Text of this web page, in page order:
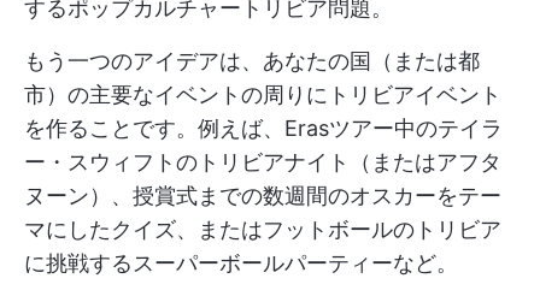
するポップカルチャートリビア問題。
もう一つのアイデアは、あなたの国（または都
市）の主要なイベントの周りにトリビアイベント
を作ることです。例えば、Erasツアー中のテイラ
ー・スウィフトのトリビアナイト（またはアフタ
ヌーン）、授賞式までの数週間のオスカーをテー
マにしたクイズ、またはフットボールのトリビア
に挑戦するスーパーボールパーティーなど。